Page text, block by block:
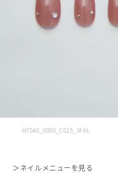
H7040_0000_C025_3FAL
＞ ネイルメニューを見る